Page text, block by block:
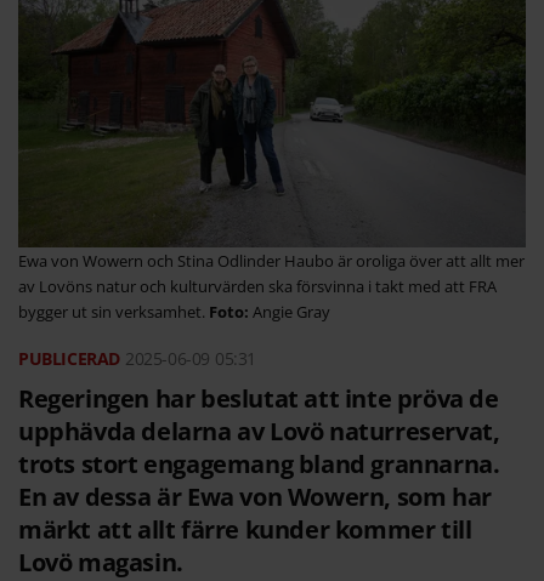
Ewa von Wowern och Stina Odlinder Haubo är oroliga över att allt mer
av Lovöns natur och kulturvärden ska försvinna i takt med att FRA
bygger ut sin verksamhet.
Angie Gray
2025-06-09 05:31
Regeringen har beslutat att inte pröva de
upphävda delarna av Lovö naturreservat,
trots stort engagemang bland grannarna.
En av dessa är Ewa von Wowern, som har
märkt att allt färre kunder kommer till
Lovö magasin.